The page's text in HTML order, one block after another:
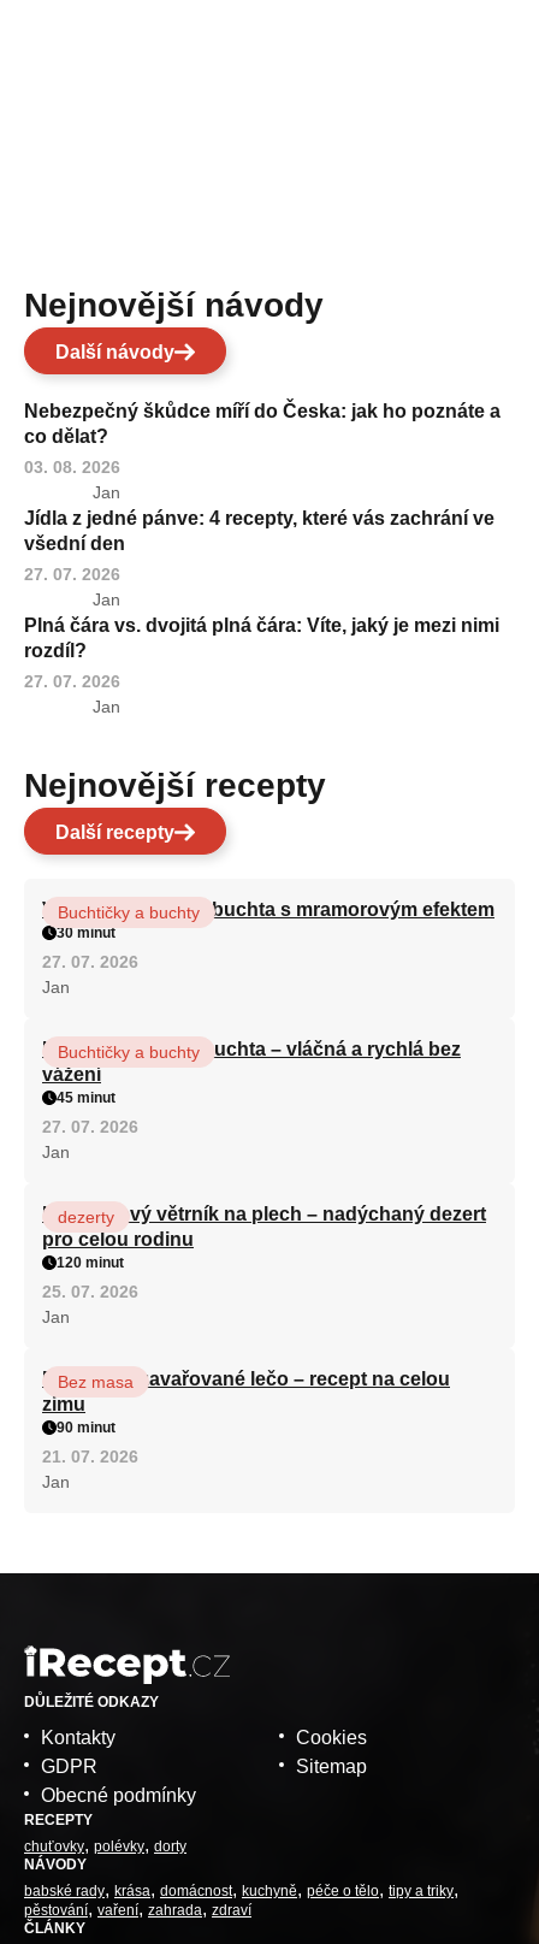
Nejnovější návody
Další návody
Nebezpečný škůdce míří do Česka: jak ho poznáte a
co dělat?
03. 08. 2026
Jan
Jídla z jedné pánve: 4 recepty, které vás zachrání ve
všední den
27. 07. 2026
Jan
Plná čára vs. dvojitá plná čára: Víte, jaký je mezi nimi
rozdíl?
27. 07. 2026
Jan
Nejnovější recepty
Další recepty
Vláčná olejová litá buchta s mramorovým efektem
Buchtičky a buchty
30 minut
27. 07. 2026
Jan
Hrnková maková buchta – vláčná a rychlá bez
vážení
Buchtičky a buchty
45 minut
27. 07. 2026
Jan
Karamelový větrník na plech – nadýchaný dezert
pro celou rodinu
dezerty
120 minut
25. 07. 2026
Jan
Babiččino zavařované lečo – recept na celou
zimu
Bez masa
90 minut
21. 07. 2026
Jan
DŮLEŽITÉ ODKAZY
Kontakty
GDPR
Obecné podmínky
Cookies
Sitemap
RECEPTY
chuťovky polévky dorty
NÁVODY
babské rady
krása domácnost kuchyně péče o tělo tipy a triky
pěstování vaření zahrada zdraví
ČLÁNKY